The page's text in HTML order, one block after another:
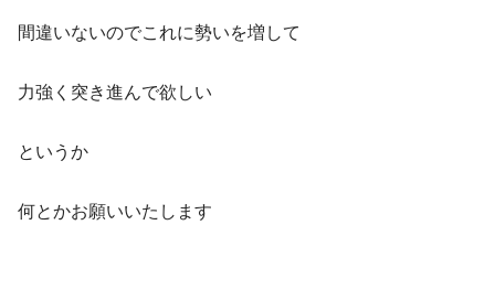
間違いないのでこれに勢いを増して
力強く突き進んで欲しい
というか
何とかお願いいたします